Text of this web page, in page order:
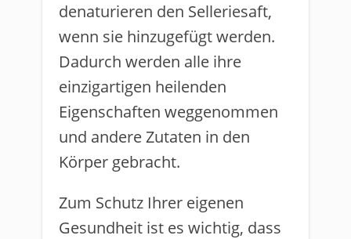
denaturieren den Selleriesaft,
wenn sie hinzugefügt werden.
Dadurch werden alle ihre
einzigartigen heilenden
Eigenschaften weggenommen
und andere Zutaten in den
Körper gebracht.
Zum Schutz Ihrer eigenen
Gesundheit ist es wichtig, dass